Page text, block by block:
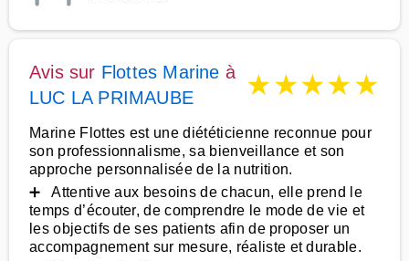
Avis sur Flottes Marine à
LUC LA PRIMAUBE
★★★★★
Marine Flottes est une diététicienne reconnue pour
son professionnalisme, sa bienveillance et son
approche personnalisée de la nutrition.
➕ Attentive aux besoins de chacun, elle prend le
temps d’écouter, de comprendre le mode de vie et
les objectifs de ses patients afin de proposer un
accompagnement sur mesure, réaliste et durable.